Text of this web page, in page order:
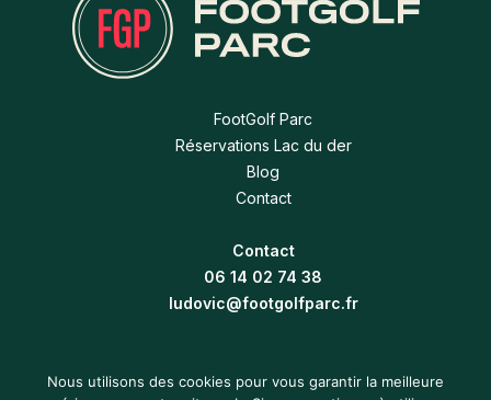
FootGolf Parc
Réservations Lac du der
Blog
Contact
Contact
06 14 02 74 38
ludovic@footgolfparc.fr
Nous utilisons des cookies pour vous garantir la meilleure